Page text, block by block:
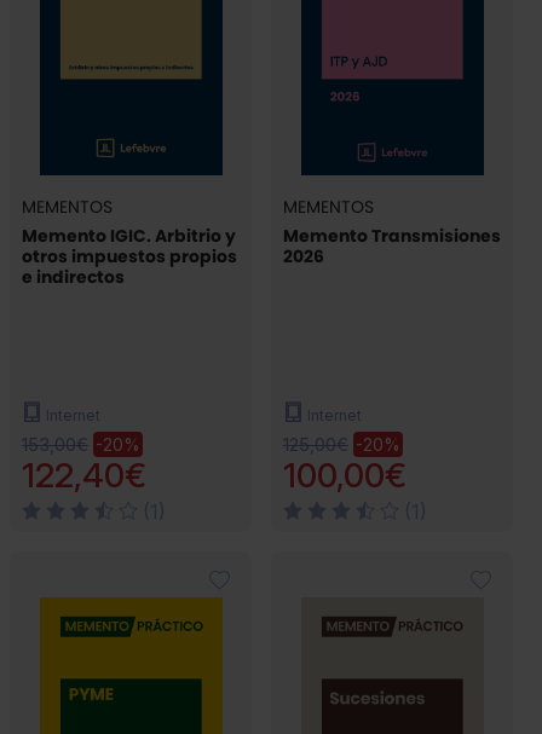
MEMENTOS
Memento IGIC. Arbitrio y
otros impuestos propios
e indirectos
Internet
153,00€ -20%
122,40€
MEMENTOS
Memento Transmisiones
2026
Internet
125,00€ -20%
100,00€